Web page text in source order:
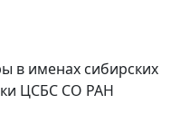
в именах сибирских
ЦСБС СО РАН